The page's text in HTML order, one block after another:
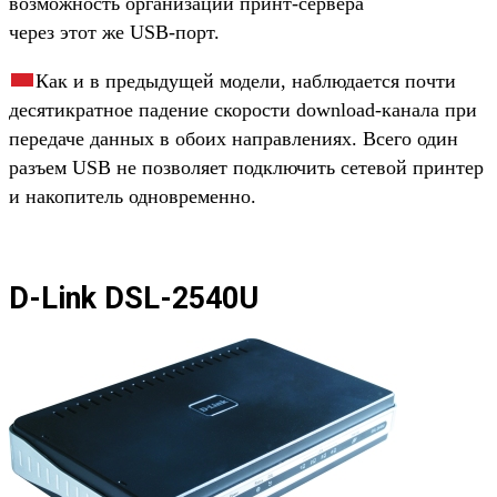
через этот же USB-порт.
Как и в предыдущей модели, наблюдается почти
десятикратное падение скорости download-канала при
передаче данных в обоих направлениях. Всего один
разъем USB не позволяет подключить сетевой принтер
и накопитель одновременно.
D-Link DSL-2540U